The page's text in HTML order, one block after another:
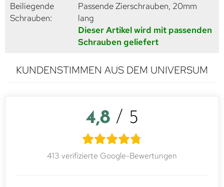
Beiliegende
Schrauben:
Passende Zierschrauben, 20mm
lang
Dieser Artikel wird mit passenden
Schrauben geliefert
KUNDENSTIMMEN AUS DEM UNIVERSUM
4,8 / 5
413 verifizierte Google-Bewertungen